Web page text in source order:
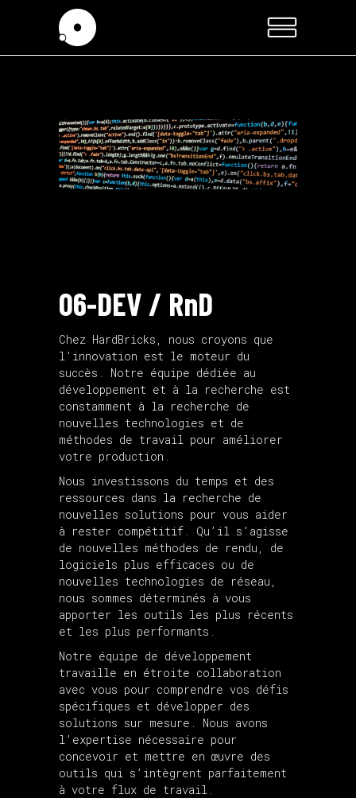
06-DEV / RnD
Chez HardBricks, nous croyons que
l’innovation est le moteur du
succès. Notre équipe dédiée au
développement et à la recherche est
constamment à la recherche de
nouvelles technologies et de
méthodes de travail pour améliorer
votre production.
Nous investissons du temps et des
ressources dans la recherche de
nouvelles solutions pour vous aider
à rester compétitif. Qu’il s’agisse
de nouvelles méthodes de rendu, de
logiciels plus efficaces ou de
nouvelles technologies de réseau,
nous sommes déterminés à vous
apporter les outils les plus récents
et les plus performants.
Notre équipe de développement
travaille en étroite collaboration
avec vous pour comprendre vos défis
spécifiques et développer des
solutions sur mesure. Nous avons
l’expertise nécessaire pour
concevoir et mettre en œuvre des
outils qui s’intègrent parfaitement
à votre flux de travail.